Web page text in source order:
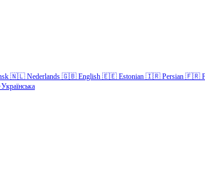
🇳🇱 Nederlands 🇬🇧 English 🇪🇪 Estonian 🇮🇷 Persian 🇫🇷
Українська